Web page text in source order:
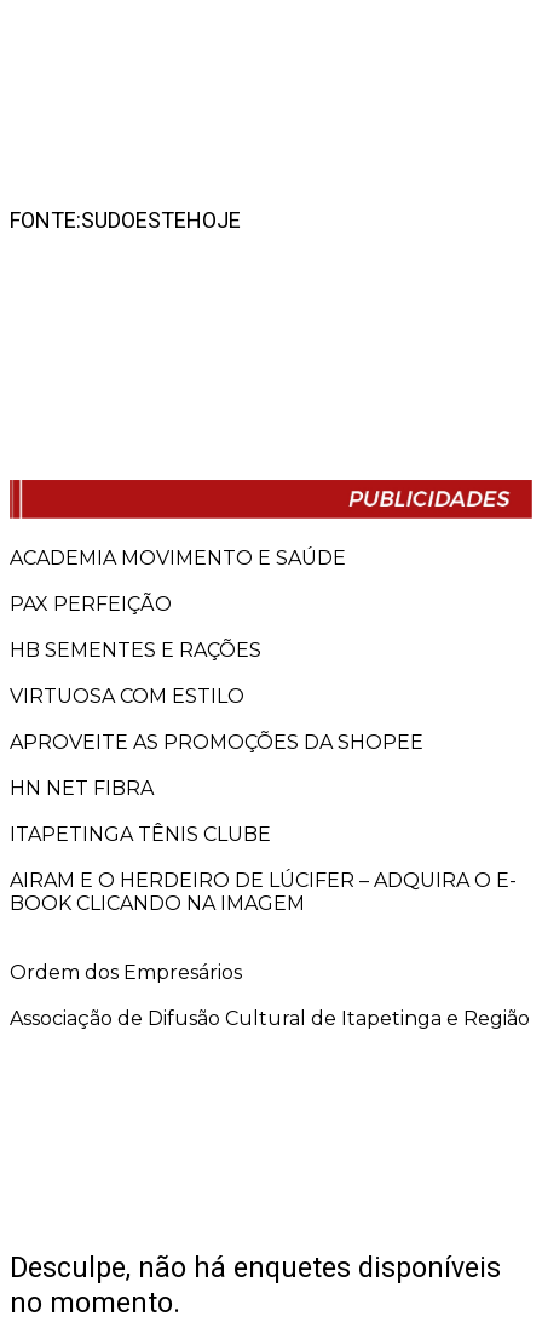
FONTE:SUDOESTEHOJE
ACADEMIA MOVIMENTO E SAÚDE
PAX PERFEIÇÃO
HB SEMENTES E RAÇÕES
VIRTUOSA COM ESTILO
APROVEITE AS PROMOÇÕES DA SHOPEE
HN NET FIBRA
ITAPETINGA TÊNIS CLUBE
AIRAM E O HERDEIRO DE LÚCIFER – ADQUIRA O E-
BOOK CLICANDO NA IMAGEM
Ordem dos Empresários
Associação de Difusão Cultural de Itapetinga e Região
Desculpe, não há enquetes disponíveis
no momento.